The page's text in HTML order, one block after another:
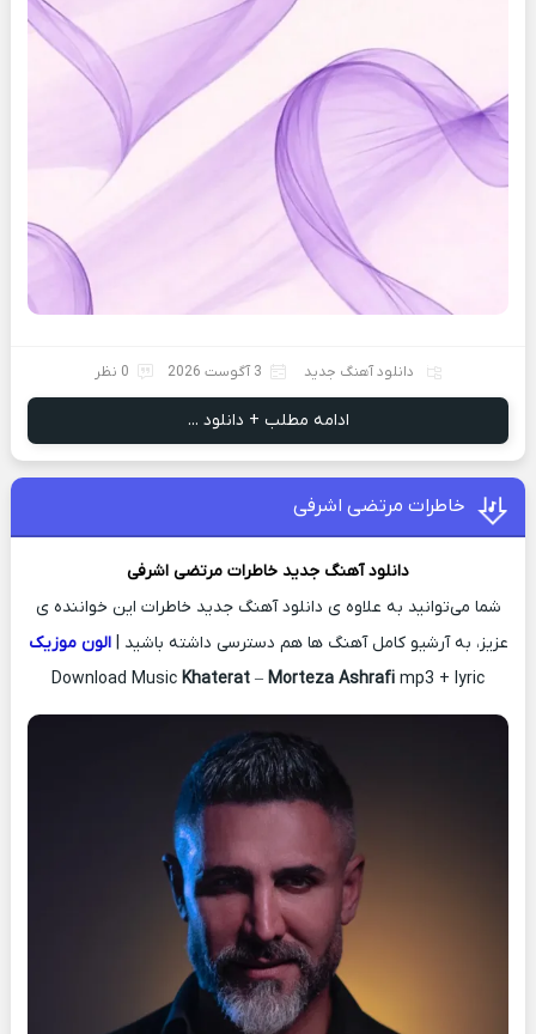
دانلود آهنگ جدید 3 آگوست 2026 0 نظر
ادامه مطلب + دانلود ...
خاطرات مرتضی اشرفی
دانلود آهنگ جدید خاطرات مرتضی اشرفی
شما می‌توانید به علاوه ی دانلود آهنگ جدید خاطرات این خواننده ی
عزیز، به آرشیو کامل آهنگ ها هم دسترسی داشته باشید |الون موزیک
Download Music Khaterat – Morteza Ashrafi mp3 + lyric